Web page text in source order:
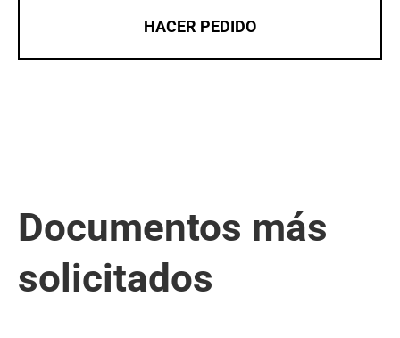
HACER PEDIDO
Documentos más
solicitados